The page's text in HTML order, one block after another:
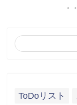
ToDoリスト